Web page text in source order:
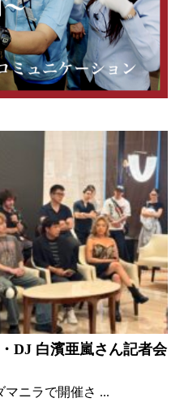
DJ 白濱亜嵐さん記者会
マニラで開催さ ...